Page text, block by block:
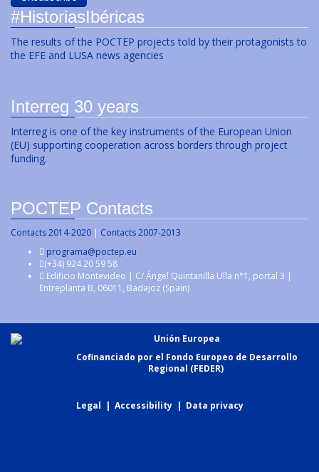
#HistoriasIbéricas
The results of the POCTEP projects told by their protagonists to
the EFE and LUSA news agencies
Interreg 30 years
Interreg is one of the key instruments of the European Union
(EU) supporting cooperation across borders through project
funding.
POCTEP Contacts
Contacts 2014-2020 | Contacts 2007-2013
programa@poctep.eu
(+34) 924 20 59 58
Edificio Montevideo | C/ Ángel Quintanilla Ulla n°1, portal 3 |
Entreplanta B, 06011, Badajoz (Spain)
Unión Europea
Cofinanciado por el Fondo Europeo de Desarrollo
Regional (FEDER)
Legal | Accessibility | Data privacy